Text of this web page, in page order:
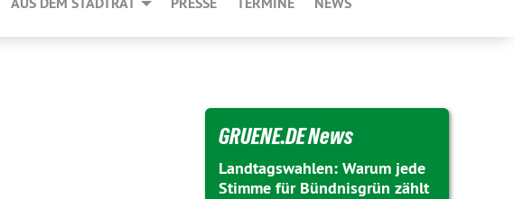
GRUENE.DE News
Landtagswahlen: Warum jede
Stimme für Bündnisgrün zählt